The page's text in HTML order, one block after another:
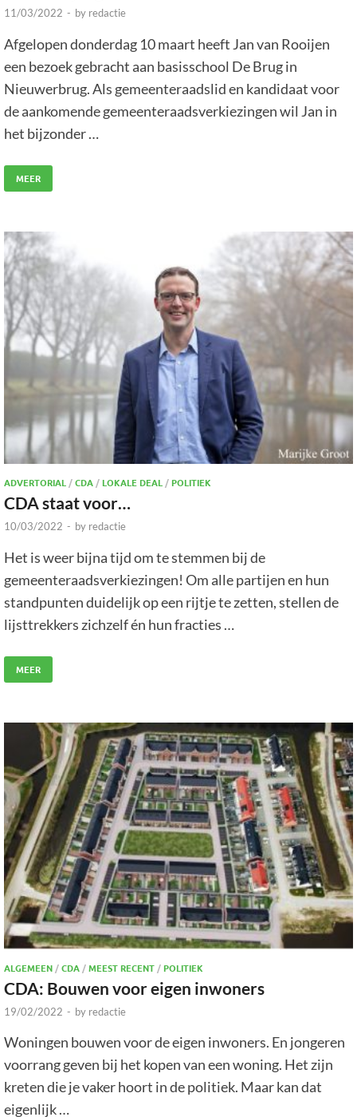
11/03/2022 - by redactie
Afgelopen donderdag 10 maart heeft Jan van Rooijen
een bezoek gebracht aan basisschool De Brug in
Nieuwerbrug. Als gemeenteraadslid en kandidaat voor
de aankomende gemeenteraadsverkiezingen wil Jan in
het bijzonder …
MEER
ADVERTORIAL/CDA/ LOKALE DEAL/ POLITIEK
CDA staat voor…
10/03/2022 - by redactie
Het is weer bijna tijd om te stemmen bij de
gemeenteraadsverkiezingen! Om alle partijen en hun
standpunten duidelijk op een rijtje te zetten, stellen de
lijsttrekkers zichzelf én hun fracties …
MEER
ALGEMEEN /CDA /MEEST RECENT / POLITIEK
CDA: Bouwen voor eigen inwoners
19/02/2022 - by redactie
Woningen bouwen voor de eigen inwoners. En jongeren
voorrang geven bij het kopen van een woning. Het zijn
kreten die je vaker hoort in de politiek. Maar kan dat
eigenlijk …